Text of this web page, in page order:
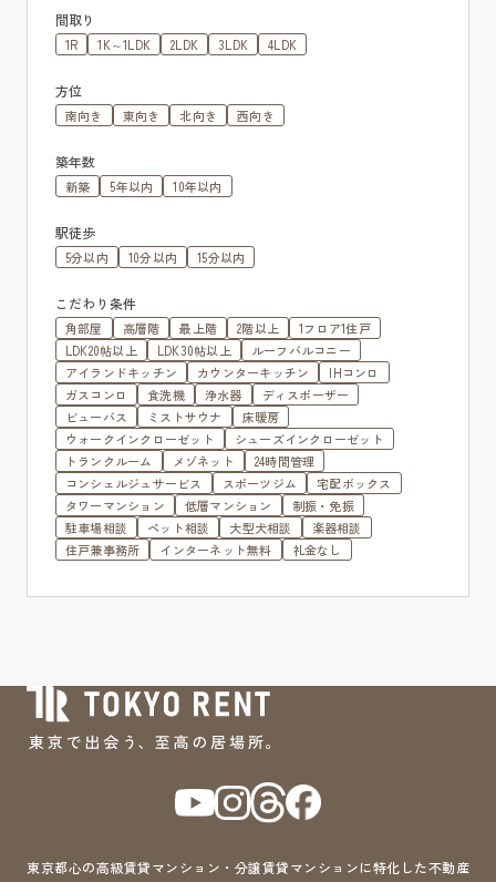
間取り
1R 1K～1LDK 2LDK 3LDK 4LDK
方位
南向き 東向き 北向き 西向き
築年数
新築 5年以内 10年以内
駅徒歩
5分以内 10分以内 15分以内
こだわり条件
角部屋 高層階 最上階 2階以上
1フロア1住戸
LDK20帖以上
LDK30帖以上
ルーフバルコニー
アイランドキッチン
カウンターキッチン
IHコンロ
ガスコンロ
食洗機 浄水器
ディスポーザー
ビューバス
ミストサウナ
床暖房
ウォークインクローゼット
シューズインクローゼット
トランクルーム
メゾネット
24時間管理
コンシェルジュサービス
スポーツジム
宅配ボックス
タワーマンション
低層マンション
制振・免振
駐車場相談
ペット相談 大型犬相談
楽器相談
住戸兼事務所
インターネット無料 礼金なし
東京都心の高級賃貸マンション・分譲賃貸マンションに特化した不動産